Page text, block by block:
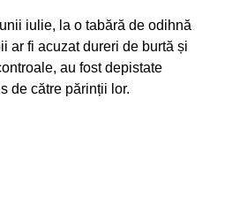
iulie, la o tabără de odihnă
ar fi acuzat dureri de burtă și
au fost depistate
de către părinții lor.